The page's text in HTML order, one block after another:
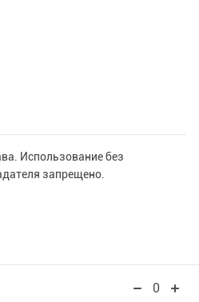
Использование без
запрещено.
0